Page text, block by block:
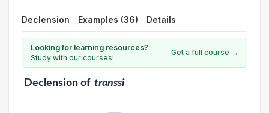
Declension Examples (36) Details
Looking for learning resources?
Study with our courses!
Get a full course →
Declensionof transsi